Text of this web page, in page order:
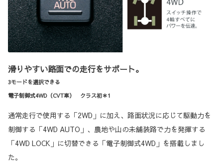
滑りやすい路面での走行をサポート。
3モードを選択できる
電子制御式4WD（CVT車） クラス初＊1
通常走行で使用する「2WD」に加え、路面状況に応じて駆動力を
制御する「4WD AUTO」、農地や山の未舗装路で力を発揮する
「4WD LOCK」に切替できる「電子制御式4WD」を搭載しまし
た。